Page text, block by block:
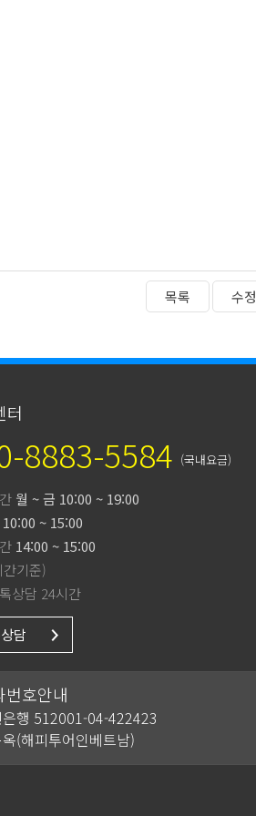
목록 수정
터
8883-5584 (국내요금)
월 ~ 금 10:00 ~ 19:00
10:00 ~ 15:00
14:00 ~ 15:00
기준)
상담 24시간
담
번호안내
행 512001-04-422423
(해피투어인베트남)